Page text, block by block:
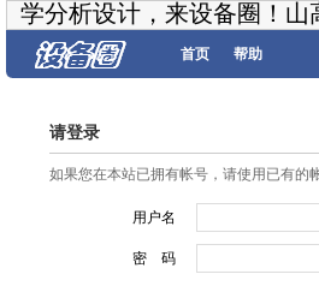
学分析设计，来设备圈！
首页 帮助
请登录
如果您在本站已拥有帐号，请使用已有的
用户名
密 码